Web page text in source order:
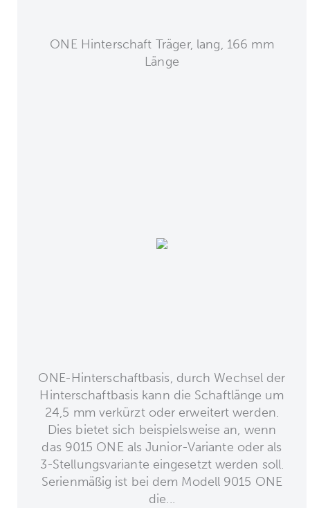
ONE Hinterschaft Träger, lang, 166 mm
Länge
ONE-Hinterschaftbasis, durch Wechsel der
Hinterschaftbasis kann die Schaftlänge um
24,5 mm verkürzt oder erweitert werden.
Dies bietet sich beispielsweise an, wenn
das 9015 ONE als Junior-Variante oder als
3-Stellungsvariante eingesetzt werden soll.
Serienmäßig ist bei dem Modell 9015 ONE
die...